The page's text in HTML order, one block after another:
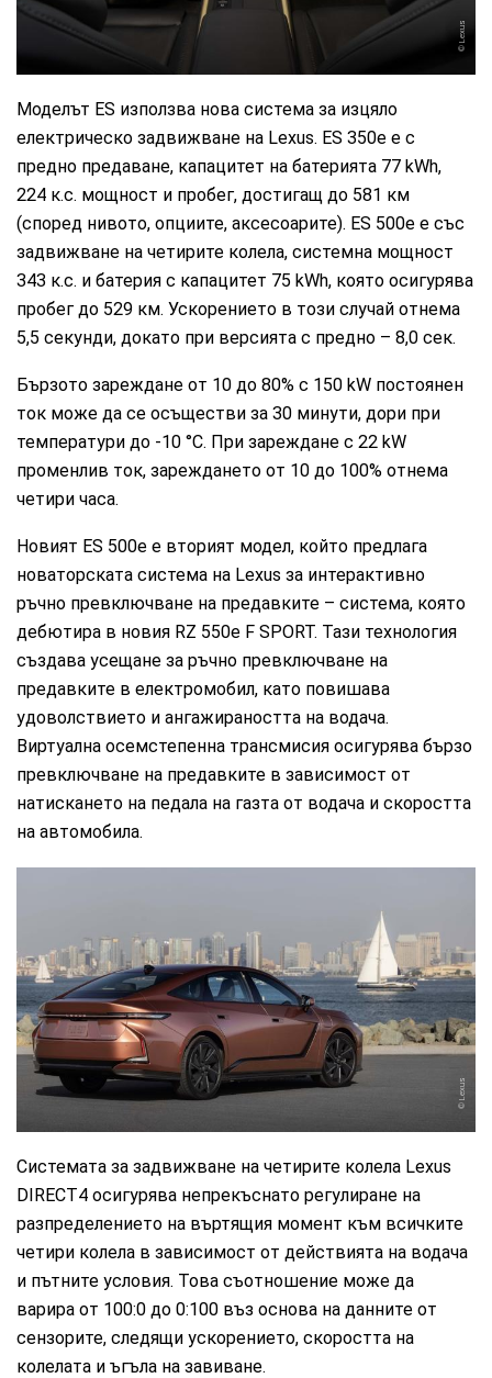
Lexus
Моделът ES използва нова система за изцяло
електрическо задвижване на Lexus. ES 350e е с
предно предаване, капацитет на батерията 77 kWh,
224 к.с. мощност и пробег, достигащ до 581 км
(според нивото, опциите, аксесоарите). ES 500e е със
задвижване на четирите колела, системна мощност
343 к.с. и батерия с капацитет 75 kWh, която осигурява
пробег до 529 км. Ускорението в този случай отнема
5,5 секунди, докато при версията с предно – 8,0 сек.
Бързото зареждане от 10 до 80% с 150 kW постоянен
ток може да се осъществи за 30 минути, дори при
температури до -10 °C. При зареждане с 22 kW
променлив ток, зареждането от 10 до 100% отнема
четири часа.
Новият ES 500e е вторият модел, който предлага
новаторската система на Lexus за интерактивно
ръчно превключване на предавките – система, която
дебютира в новия RZ 550e F SPORT. Тази технология
създава усещане за ръчно превключване на
предавките в електромобил, като повишава
удоволствието и ангажираността на водача.
Виртуална осемстепенна трансмисия осигурява бързо
превключване на предавките в зависимост от
натискането на педала на газта от водача и скоростта
на автомобила.
Lexus
Системата за задвижване на четирите колела Lexus
DIRECT4 осигурява непрекъснато регулиране на
разпределението на въртящия момент към всичките
четири колела в зависимост от действията на водача
и пътните условия. Това съотношение може да
варира от 100:0 до 0:100 въз основа на данните от
сензорите, следящи ускорението, скоростта на
колелата и ъгъла на завиване.